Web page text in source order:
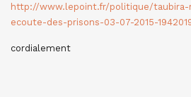
http://www.lepoint.fr/politique/
ecoute-des-prisons-03-07-2015-
cordialement